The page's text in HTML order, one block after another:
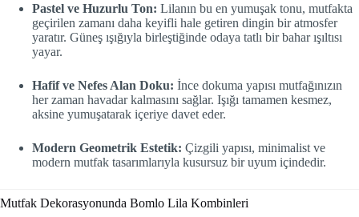
Pastel ve Huzurlu Ton: Lilanın bu en yumuşak tonu, mutfakta
geçirilen zamanı daha keyifli hale getiren dingin bir atmosfer
yaratır. Güneş ışığıyla birleştiğinde odaya tatlı bir bahar ışıltısı
yayar.
Hafif ve Nefes Alan Doku: İnce dokuma yapısı mutfağınızın
her zaman havadar kalmasını sağlar. Işığı tamamen kesmez,
aksine yumuşatarak içeriye davet eder.
Modern Geometrik Estetik: Çizgili yapısı, minimalist ve
modern mutfak tasarımlarıyla kusursuz bir uyum içindedir.
Mutfak Dekorasyonunda Bomlo Lila Kombinleri